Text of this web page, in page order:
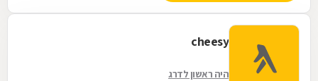
cheesy
היה ראשון לדרג